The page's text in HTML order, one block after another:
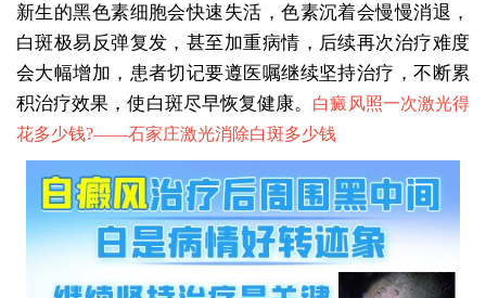
新生的黑色素细胞会快速失活，色素沉着会慢慢消退，
白斑极易反弹复发，甚至加重病情，后续再次治疗难度
会大幅增加，患者切记要遵医嘱继续坚持治疗，不断累
积治疗效果，使白斑尽早恢复健康。 白癜风照一次激光得
花多少钱?——石家庄激光消除白斑多少钱